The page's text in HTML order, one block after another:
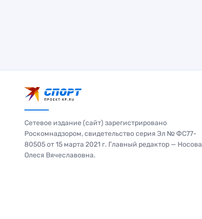
Сетевое издание (сайт) зарегистрировано
Роскомнадзором, свидетельство серия Эл № ФС77-
80505 от 15 марта 2021 г. Главный редактор — Носова
Олеся Вячеславовна.